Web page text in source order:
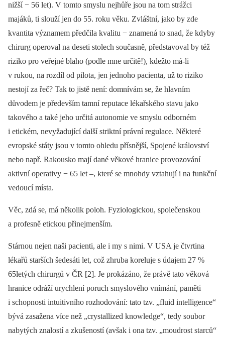
nižší −⁠ 56 let). V tomto smyslu nejhůře jsou na tom strážci
majáků, ti slouží jen do 55. roku věku. Zvláštní, jako by zde
kvantita významem předčila kvalitu −⁠ znamená to snad, že kdyby
chirurg operoval na deseti stolech současně, představoval by též
riziko pro veřejné blaho (podle mne určitě!), kdežto má-li
v rukou, na rozdíl od pilota, jen jednoho pacienta, už to riziko
nestojí za řeč? Tak to jistě není: domnívám se, že hlavním
důvodem je především tamní reputace lékařského stavu jako
takového a také jeho určitá autonomie ve smyslu odborném
i etickém, nevyžadující další striktní právní regulace. Některé
evropské státy jsou v tomto ohledu přísnější, Spojené království
nebo např. Rakousko mají dané věkové hranice provozování
aktivní operativy −⁠ 65 let –, které se mnohdy vztahují i na funkční
vedoucí místa.
Věc, zdá se, má několik poloh. Fyziologickou, společenskou
a profesně etickou přinejmenším.
Stárnou nejen naši pacienti, ale i my s nimi. V USA je čtvrtina
lékařů starších šedesáti let, což zhruba koreluje s údajem 27 %
65letých chirurgů v ČR [2]. Je prokázáno, že právě tato věková
hranice odráží urychlení poruch smyslového vnímání, paměti
i schopnosti intuitivního rozhodování: tato tzv. „fluid intelligence“
bývá zasažena více než „crystallized knowledge“, tedy soubor
nabytých znalostí a zkušeností (avšak i ona tzv. „moudrost starců“